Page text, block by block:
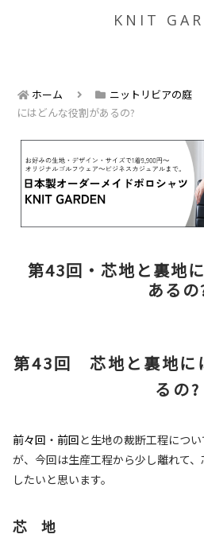
KNIT
ホーム ニットリビアの庭
にはどんな役割があるの?
第43回・芯地と裏地
あるの
第43回 芯地と裏地に
るの?
前々回 ・ 前回と生地の裁断工程につ
が、今回は生産工程から少し離れて
したいと思います。
芯 地